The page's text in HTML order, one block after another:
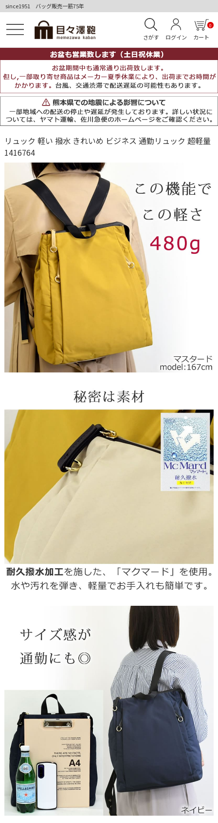
since1951 バッグ販売一筋75年
さがす ログイン カート
0
リュック 軽い 撥水 きれいめ ビジネス 通勤リュック 超軽量
1416764